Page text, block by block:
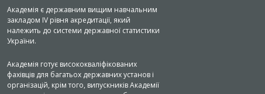
Академія є державним вищим навчальним
закладом IV рівня акредитації, який
належить до системи державної статистики
України.
Академія готує висококваліфікованих
фахівців для багатьох державних установ і
організацій, крім того, випускників Академії